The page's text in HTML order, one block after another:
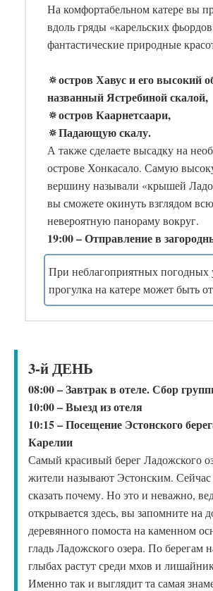
На комфортабельном катере вы
вдоль гряды «карельских
фантастические природные
🔅остров Хавус и его высокий
названный Ястребиной скалой,
🔅остров Каарнетсаари,
🔅Падающую скалу.
А также сделаете высадку на
острове Хонкасало. Самую
вершину называли «крышей
вы сможете окинуть взглядом всю
невероятную панораму вокруг.
19:00 – Отправление в
При неблагоприятных погодных
прогулка на катере может быть
3-й ДЕНЬ
08:00 – Завтрак в отеле. Сбор
10:00 – Выезд из отеля
10:15 – Посещение Эстонского
Карелии
Самый красивый берег Ладожского
жители называют Эстонским.
сказать почему. Но это и неважно,
открывается здесь, вы запомните на
деревянного помоста на каменном
гладь Ладожского озера. По берегам
глыбах растут среди мхов и
Именно так и выглядит та самая